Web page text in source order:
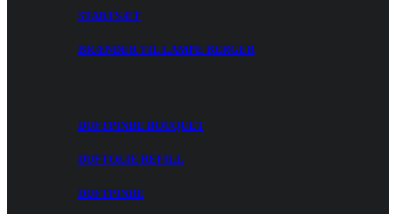
STARTSÆT
BRÆNDER TIL LAMPE BERGER
DUFTPINDE BOUQUET
DUFTOLIE REFILL
DUFTPINDE